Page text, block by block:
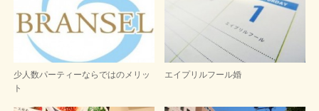
少人数パーティーならではのメリッ
ト
エイプリルフール婚